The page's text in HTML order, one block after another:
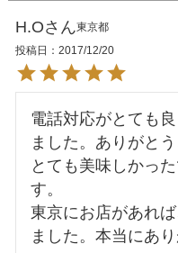
H.O
東京都
投稿日
2017/12/20
電話対応がとても
ました。ありがとう
とても美味しかっ
す。
東京にお店があれ